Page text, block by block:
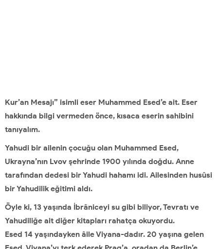
Kur’an Mesajı” isimli eser Muhammed Esed’e ait. Eser
hakkında bilgi vermeden önce, kısaca eserin sahibini
tanıyalım.
Yahudi bir ailenin çocuğu olan Muhammed Esed,
Ukrayna’nın Lvov şehrinde 1900 yılında doğdu. Anne
tarafından dedesi bir Yahudi hahamı idi. Ailesinden husûsi
bir Yahudilik eğitimi aldı.
Öyle ki, 13 yaşında İbrâniceyi su gibi biliyor, Tevratı ve
Yahudiliğe ait diğer kitapları rahatça okuyordu.
Esed 14 yaşındayken âile Viyana-dadır. 20 yaşına gelen